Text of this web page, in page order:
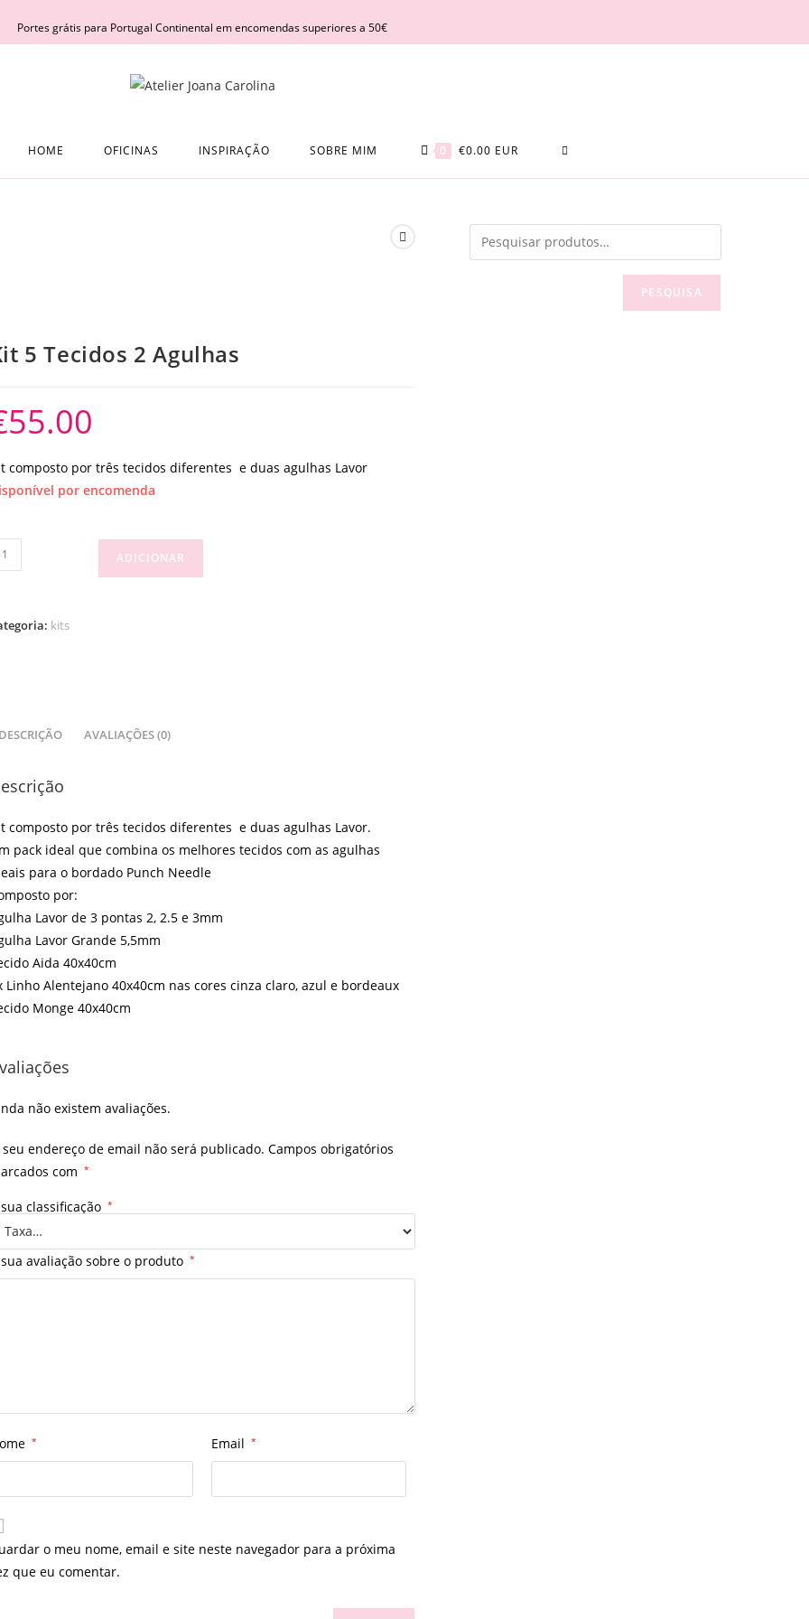
Portes grátis para Portugal Continental em encomendas superiores a 50€
HOME OFICINAS INSPIRAÇÃO SOBRE MIM 0 €0.00 EUR TOGGLE
SEARCH
5 Tecidos 2 Agulhas
55.00
composto por três tecidos diferentes e duas agulhas Lavor
por encomenda
ADICIONAR
kits
DESCRIÇÃO AVALIAÇÕES (0)
composto por três tecidos diferentes e duas agulhas Lavor.
pack ideal que combina os melhores tecidos com as agulhas
para o bordado Punch Needle
por:
Lavor de 3 pontas 2, 2.5 e 3mm
Lavor Grande 5,5mm
Aida 40x40cm
Linho Alentejano 40x40cm nas cores cinza claro, azul e bordeaux
Monge 40x40cm
não existem avaliações.
seu endereço de email não será publicado. Campos obrigatórios
com *
classificação *
avaliação sobre o produto *
* Email *
o meu nome, email e site neste navegador para a próxima
que eu comentar.
PESQUISA